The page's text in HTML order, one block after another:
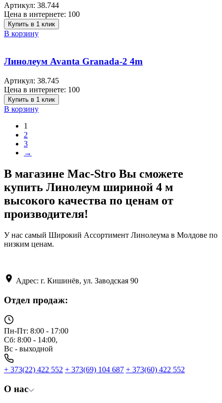
Артикул: 38.744
Цена в интернете: 100
Купить в 1 клик
В корзину
Линолеум Avanta Granada-2 4m
Артикул: 38.745
Цена в интернете: 100
Купить в 1 клик
В корзину
1
2
3
→
В магазине Mac-Stro Вы сможете
купить Линолеум шириной 4 м
высокого качества по ценам от
производителя!
У нас самый Широкий Ассортимент Линолеума в Молдове по
низким ценам.
Адрес: г. Кишинёв, ул. Заводская 90
Отдел продаж:
Пн-Пт: 8:00 - 17:00
Сб: 8:00 - 14:00,
Вс - выходной
+ 373(22) 422 552 + 373(69) 104 687 + 373(60) 422 552
О нас